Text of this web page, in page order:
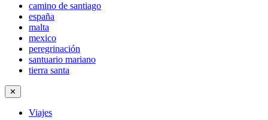
camino de santiago
españa
malta
mexico
peregrinación
santuario mariano
tierra santa
✕
Viajes